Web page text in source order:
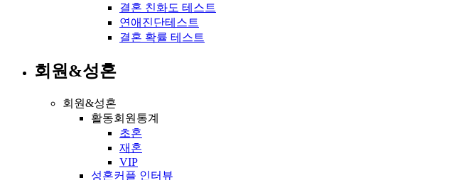
결혼 친화도 테스트
연애진단테스트
결혼 확률 테스트
회원&성혼
회원&성혼
활동회원통계
초혼
재혼
VIP
성혼커플 인터뷰